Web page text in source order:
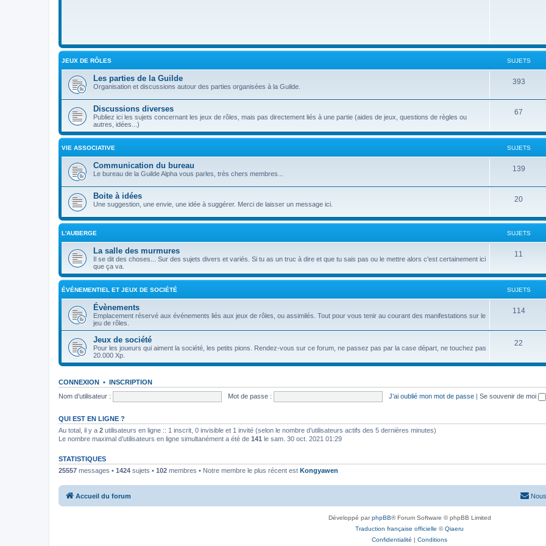
JEUX DE RÔLES SUJETS
Les parties de la Guilde
Organisation et discussions autour des parties organisées à la Guilde.
393
Discussions diverses
Publiez ici les sujets concernant les jeux de rôles, mais pas directement liés à une partie (aides de jeux, questions de règles ou
autres, idées...)
67
VIE ASSOCIATIVE SUJETS
Communication du bureau
Le bureau de la Guilde Alpha vous parles, très chers membres...
139
Boite à idées
Une suggestion, une envie, une idée à suggérer. Merci de laisser un message ici.
20
L'AUBERGE SUJETS
La salle des murmures
Il se dit des choses... Sur des sujets divers et variés. Si tu as un truc à dire et que tu sais pas ou le mettre alors c'est certainement ici
que ça va.
11
ÉVÉNEMENTIEL ET JEUX DE SOCIÉTÉ SUJETS
Évènements
Emplacement réservé aux événements liés aux jeux de rôles, ou assimilés. Tout pour vous tenir au courant des manifestations sur le
jeu de rôles.
114
Jeux de société
Pour les joueurs qui aiment la société, les petits pions. Rendez-vous sur ce forum, ne passez pas par la case départ, ne touchez pas
20.000 Xp.
22
CONNEXION • INSCRIPTION
Nom d’utilisateur :
Mot de passe : J’ai oublié mon mot de passe | Se souvenir de moi
QUI EST EN LIGNE ?
Au total, il y a 2 utilisateurs en ligne :: 1 inscrit, 0 invisible et 1 invité (selon le nombre d’utilisateurs actifs des 5 dernières minutes)
Le nombre maximal d’utilisateurs en ligne simultanément a été de 141 le sam. 30 oct. 2021 01:29
STATISTIQUES
25557 messages • 1424 sujets • 102 membres • Notre membre le plus récent est Kongyawen
Accueil du forum
Développé parphpBB® Forum Software © phpBB Limited
Traduction française officielle ©Qiaeru
Confidentialité | Conditions